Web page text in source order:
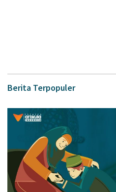
Berita Terpopuler